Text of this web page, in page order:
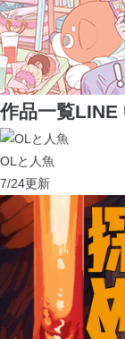
作品一覧LINE
OLと人魚
7/24更新